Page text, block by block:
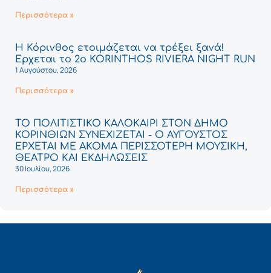
Περισσότερα »
Η Κόρινθος ετοιμάζεται να τρέξει ξανά!
Έρχεται το 2ο KORINTHOS RIVIERA NIGHT RUN
1 Αυγούστου, 2026
Περισσότερα »
ΤΟ ΠΟΛΙΤΙΣΤΙΚΟ ΚΑΛΟΚΑΙΡΙ ΣΤΟΝ ΔΗΜΟ
ΚΟΡΙΝΘΙΩΝ ΣΥΝΕΧΙΖΕΤΑΙ - Ο ΑΥΓΟΥΣΤΟΣ
ΕΡΧΕΤΑΙ ΜΕ ΑΚΟΜΑ ΠΕΡΙΣΣΟΤΕΡΗ ΜΟΥΣΙΚΗ,
ΘΕΑΤΡΟ ΚΑΙ ΕΚΔΗΛΩΣΕΙΣ
30 Ιουλίου, 2026
Περισσότερα »